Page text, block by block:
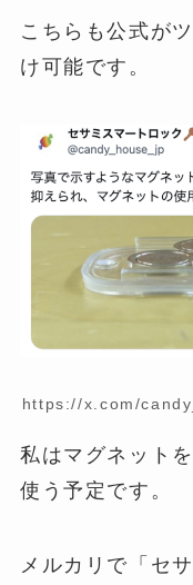
こちらも公式が
け可能です。
https://x.com/
私はマグネット
使う予定です。
メルカリで「セ